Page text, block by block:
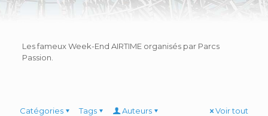
Les fameux Week-End AIRTIME organisés par Parcs
Passion.
Catégories Tags Auteurs Voir tout